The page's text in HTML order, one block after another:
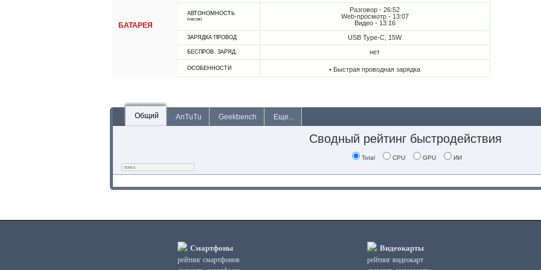
БАТАРЕЯ
АВТОНОМНОСТЬ
(часов)
Разговор - 26:52
Web-просмотр - 13:07
Видео - 13:16
ЗАРЯДКА ПРОВОД USB Type-C, 15W
БЕСПРОВ. ЗАРЯД. нет
ОСОБЕННОСТИ • Быстрая проводная зарядка
Общий AnTuTu Geekbench Еще...
Сводный рейтинг быстродействия
Total CPU GPU ИИ
Смартфоны
рейтинг смартфонов
Видеокарты
рейтинг видеокарт